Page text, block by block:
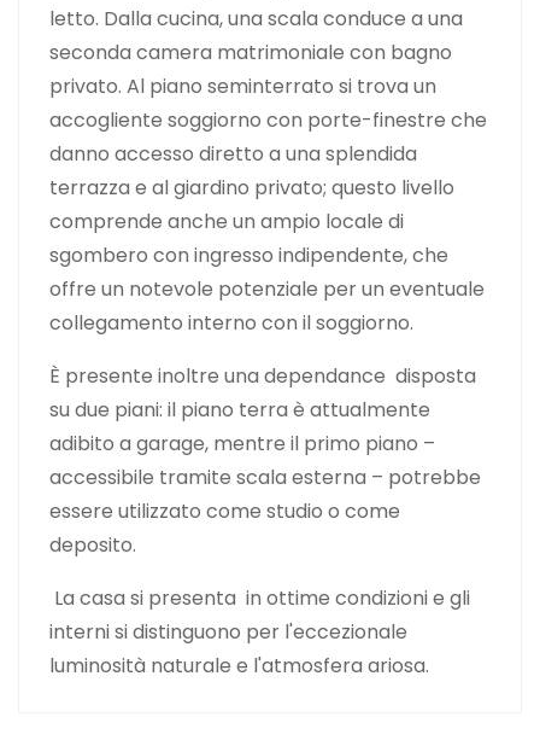
letto. Dalla cucina, una scala conduce a una
seconda camera matrimoniale con bagno
privato. Al piano seminterrato si trova un
accogliente soggiorno con porte-finestre che
danno accesso diretto a una splendida
terrazza e al giardino privato; questo livello
comprende anche un ampio locale di
sgombero con ingresso indipendente, che
offre un notevole potenziale per un eventuale
collegamento interno con il soggiorno.
È presente inoltre una dependance disposta
su due piani: il piano terra è attualmente
adibito a garage, mentre il primo piano –
accessibile tramite scala esterna – potrebbe
essere utilizzato come studio o come
deposito.
La casa si presenta in ottime condizioni e gli
interni si distinguono per l'eccezionale
luminosità naturale e l'atmosfera ariosa.